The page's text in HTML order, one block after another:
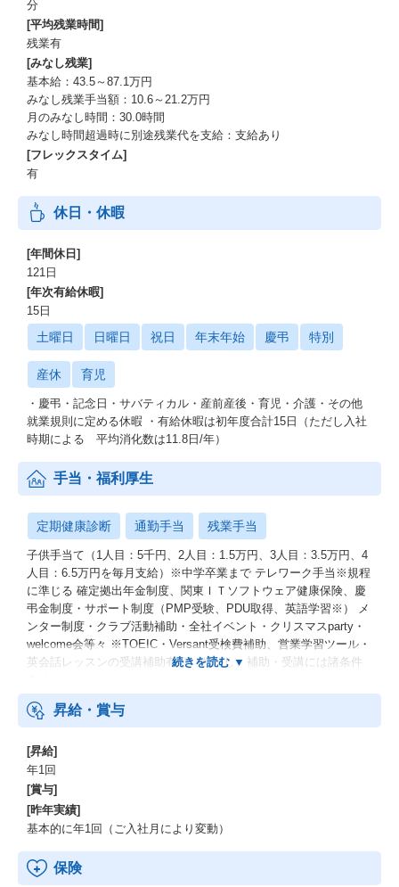
分
[平均残業時間]
残業有
[みなし残業]
基本給：43.5～87.1万円
みなし残業手当額：10.6～21.2万円
月のみなし時間：30.0時間
みなし時間超過時に別途残業代を支給：支給あり
[フレックスタイム]
有
休日・休暇
[年間休日]
121日
[年次有給休暇]
15日
土曜日 日曜日 祝日 年末年始 慶弔 特別
産休 育児
・慶弔・記念日・サバティカル・産前産後・育児・介護・その他
就業規則に定める休暇 ・有給休暇は初年度合計15日（ただし入社
時期による 平均消化数は11.8日/年）
手当・福利厚生
定期健康診断 通勤手当 残業手当
子供手当て（1人目：5千円、2人目：1.5万円、3人目：3.5万円、4
人目：6.5万円を毎月支給）※中学卒業まで テレワーク手当※規程
に準じる 確定拠出年金制度、関東ＩＴソフトウェア健康保険、慶
弔金制度・サポート制度（PMP受験、PDU取得、英語学習※） メ
ンター制度・クラブ活動補助・全社イベント・クリスマスparty・
welcome会等々 ※TOEIC・Versant受検費補助、営業学習ツール・
英会話レッスンの受講補助有り（ただし、補助・受講には諸条件
昇給・賞与
[昇給]
年1回
[賞与]
[昨年実績]
基本的に年1回（ご入社月により変動）
保険